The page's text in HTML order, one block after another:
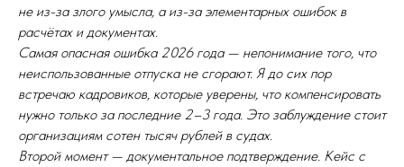
не из-за злого умысла, а из-за элементарных ошибок в
расчётах и документах.
Самая опасная ошибка 2026 года — непонимание того, что
неиспользованные отпуска не сгорают. Я до сих пор
встречаю кадровиков, которые уверены, что компенсировать
нужно только за последние 2–3 года. Это заблуждение стоит
организациям сотен тысяч рублей в судах.
Второй момент — документальное подтверждение. Кейс с